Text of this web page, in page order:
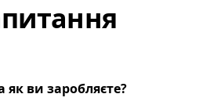
ви заробляєте?